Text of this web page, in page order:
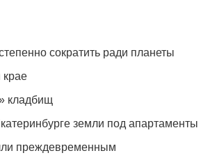
сократить ради планеты
кладбищ
земли под апартаменты
преждевременным